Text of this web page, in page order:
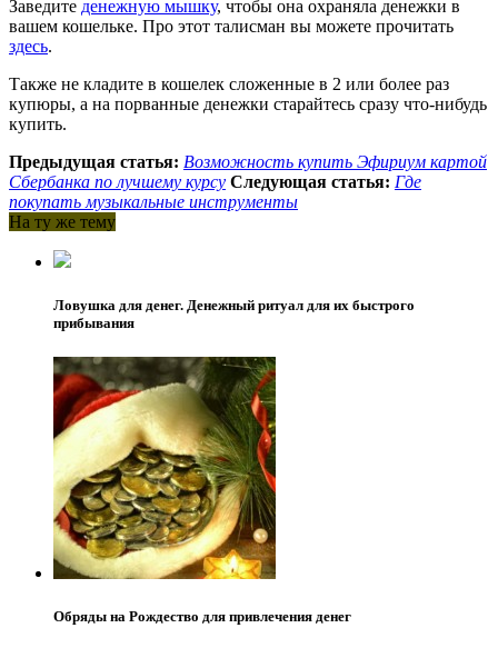
Заведите денежную мышку, чтобы она охраняла денежки в
вашем кошельке. Про этот талисман вы можете прочитать
здесь.
Также не кладите в кошелек сложенные в 2 или более раз
купюры, а на порванные денежки старайтесь сразу что-нибудь
купить.
Предыдущая статья: Возможность купить Эфириум картой
Сбербанка по лучшему курсу Следующая статья: Где
покупать музыкальные инструменты
На ту же тему
Ловушка для денег. Денежный ритуал для их быстрого
прибывания
Обряды на Рождество для привлечения денег